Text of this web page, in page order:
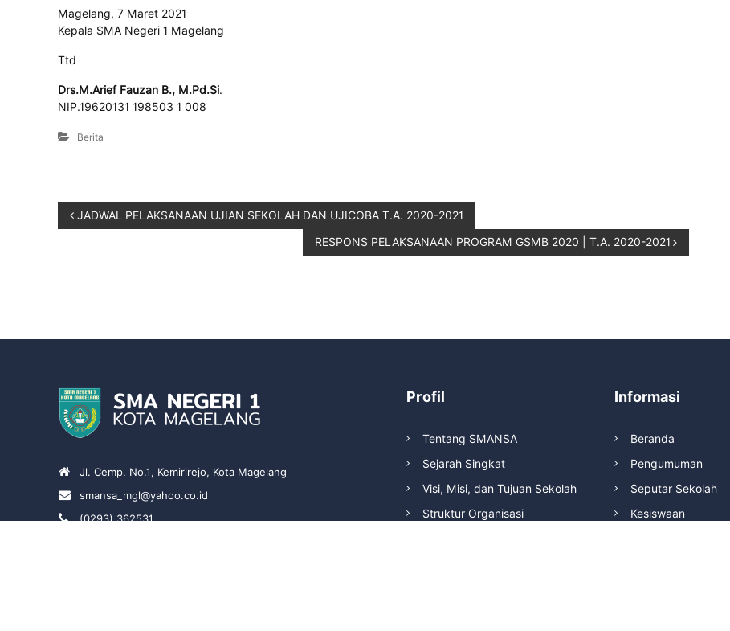
Magelang, 7 Maret 2021
Kepala SMA Negeri 1 Magelang
Ttd
Drs.M.Arief Fauzan B., M.Pd.Si.
NIP.19620131 198503 1 008
Berita
JADWAL PELAKSANAAN UJIAN SEKOLAH DAN UJICOBA T.A. 2020-2021
RESPONS PELAKSANAAN PROGRAM GSMB 2020 | T.A. 2020-2021
Jl. Cemp. No.1, Kemirirejo, Kota Magelang
smansa_mgl@yahoo.co.id
(0293) 362531
Profil
Tentang SMANSA
Sejarah Singkat
Visi, Misi, dan Tujuan Sekolah
Struktur Organisasi
Informasi
Beranda
Pengumuman
Seputar Sekolah
Kesiswaan